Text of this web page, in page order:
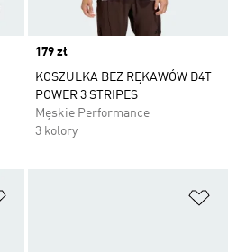
Price
179 zł
KOSZULKA BEZ RĘKAWÓW D4T
POWER 3 STRIPES
Męskie Performance
3 kolory